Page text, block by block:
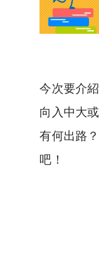
今次要介
向入中大
有何出路？
吧！